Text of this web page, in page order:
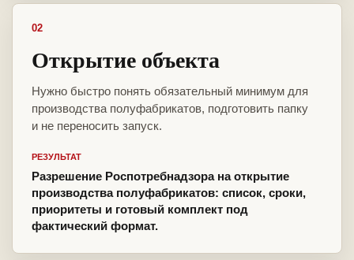
02
Открытие объекта
Нужно быстро понять обязательный минимум для
производства полуфабрикатов, подготовить папку
и не переносить запуск.
РЕЗУЛЬТАТ
Разрешение Роспотребнадзора на открытие
производства полуфабрикатов: список, сроки,
приоритеты и готовый комплект под
фактический формат.